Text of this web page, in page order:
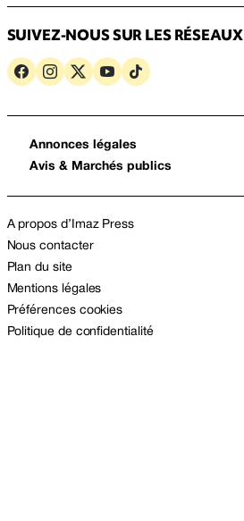
SUIVEZ-NOUS SUR LES RÉSEAUX
Annonces légales
Avis & Marchés publics
A propos d’Imaz Press
Nous contacter
Plan du site
Mentions légales
Préférences cookies
Politique de confidentialité